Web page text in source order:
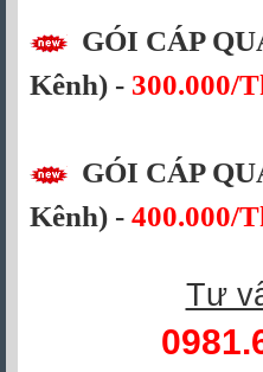
GÓI CÁP
Kênh) - 300.000/
GÓI CÁP
Kênh) - 400.000/
Tư